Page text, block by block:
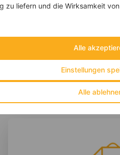
zu liefern und die Wirksamkeit
Alle
Einstellungen
Alle
‹ Kalorien: